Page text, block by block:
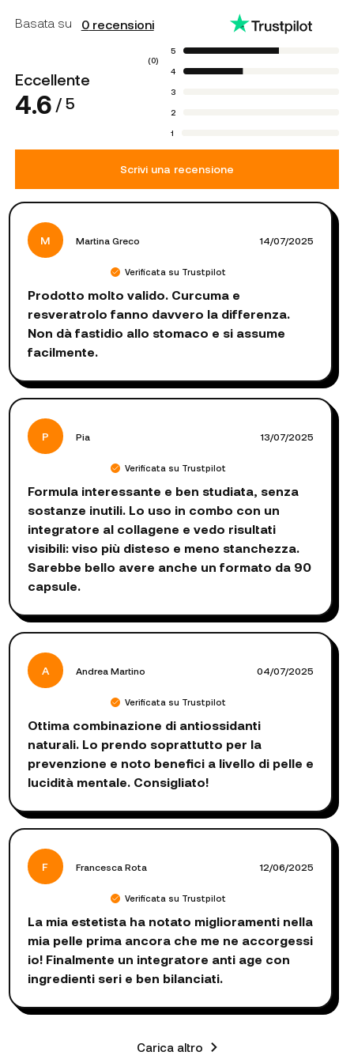
Basata su 0recensioni
(0)
Eccellente
4.6 / 5
5
4
3
2
1
Scrivi una recensione
M Martina Greco 14/07/2025
Verificata su Trustpilot
Prodotto molto valido. Curcuma e
resveratrolo fanno davvero la differenza.
Non dà fastidio allo stomaco e si assume
facilmente.
P Pia 13/07/2025
Verificata su Trustpilot
Formula interessante e ben studiata, senza
sostanze inutili. Lo uso in combo con un
integratore al collagene e vedo risultati
visibili: viso più disteso e meno stanchezza.
Sarebbe bello avere anche un formato da 90
capsule.
A Andrea Martino 04/07/2025
Verificata su Trustpilot
Ottima combinazione di antiossidanti
naturali. Lo prendo soprattutto per la
prevenzione e noto benefici a livello di pelle e
lucidità mentale. Consigliato!
F Francesca Rota 12/06/2025
Verificata su Trustpilot
La mia estetista ha notato miglioramenti nella
mia pelle prima ancora che me ne accorgessi
io! Finalmente un integratore anti age con
ingredienti seri e ben bilanciati.
Carica altro